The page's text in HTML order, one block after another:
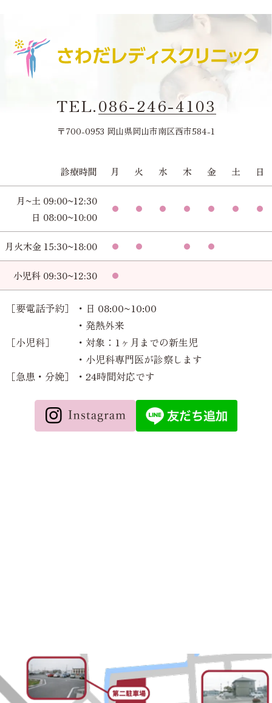
TEL.086-246-4103
〒700-0953 岡山県岡山市南区西市584-1
診療時間 月 火 水 木 金 土 日
月~土 09:00~12:30
日 08:00~10:00
月火木金 15:30~18:00
小児科 09:30~12:30
［要電話予約］
・日 08:00~10:00
・発熱外来
［小児科］
・対象：1ヶ月までの新生児
・小児科専門医が診察します
［急患・分娩］
・24時間対応です